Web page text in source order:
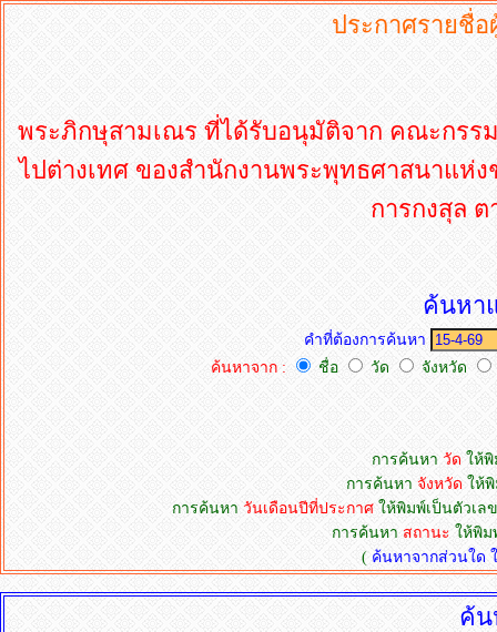
ประกาศรายชื่
พระภิกษุสามเณร ที่ได้รับอนุมัติจาก คณะกรร
ไปต่างเทศ ของสำนักงานพระพุทธศาสนาแห่
การกงสุล
ค้นหา
คำที่ต้องการค้นหา
ค้นหาจาก :
ชื่อ วัด จังหวัด
การค้นหา วัด ให้
การค้นหา จังหวัด ให้
การค้นหา วันเดือนปีที่ประกาศให้พิมพ์เป็นตัวเล
การค้นหา สถานะ ให้พิ
( ค้นหาจากส่วนใด
ค้น